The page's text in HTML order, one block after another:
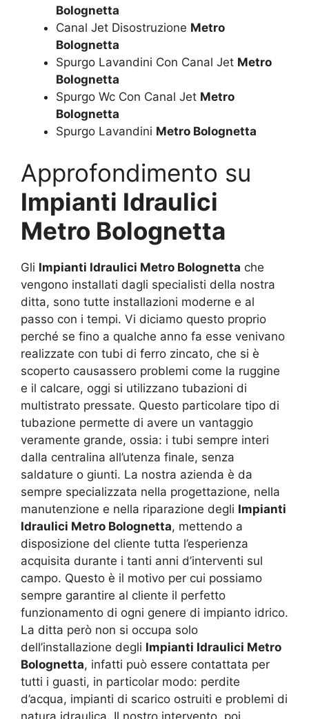
Bolognetta
Canal Jet Disostruzione Metro
Bolognetta
Spurgo Lavandini Con Canal Jet Metro
Bolognetta
Spurgo Wc Con Canal Jet Metro
Bolognetta
Spurgo Lavandini Metro Bolognetta
Approfondimento su
Impianti Idraulici
Metro Bolognetta
Gli Impianti Idraulici Metro Bolognetta che
vengono installati dagli specialisti della nostra
ditta, sono tutte installazioni moderne e al
passo con i tempi. Vi diciamo questo proprio
perché se fino a qualche anno fa esse venivano
realizzate con tubi di ferro zincato, che si è
scoperto causassero problemi come la ruggine
e il calcare, oggi si utilizzano tubazioni di
multistrato pressate. Questo particolare tipo di
tubazione permette di avere un vantaggio
veramente grande, ossia: i tubi sempre interi
dalla centralina all’utenza finale, senza
saldature o giunti. La nostra azienda è da
sempre specializzata nella progettazione, nella
manutenzione e nella riparazione degli Impianti
Idraulici Metro Bolognetta, mettendo a
disposizione del cliente tutta l’esperienza
acquisita durante i tanti anni d’interventi sul
campo. Questo è il motivo per cui possiamo
sempre garantire al cliente il perfetto
funzionamento di ogni genere di impianto idrico.
La ditta però non si occupa solo
dell’installazione degli Impianti Idraulici Metro
Bolognetta, infatti può essere contattata per
tutti i guasti, in particolar modo: perdite
d’acqua, impianti di scarico ostruiti e problemi di
natura idraulica. Il nostro intervento, poi,